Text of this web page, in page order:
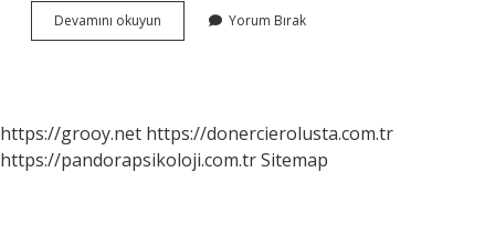
Devamını okuyun
Guevara
Yorum Bırak
https://grooy.net https://donercierolusta.com.tr
https://pandorapsikoloji.com.trSitemap